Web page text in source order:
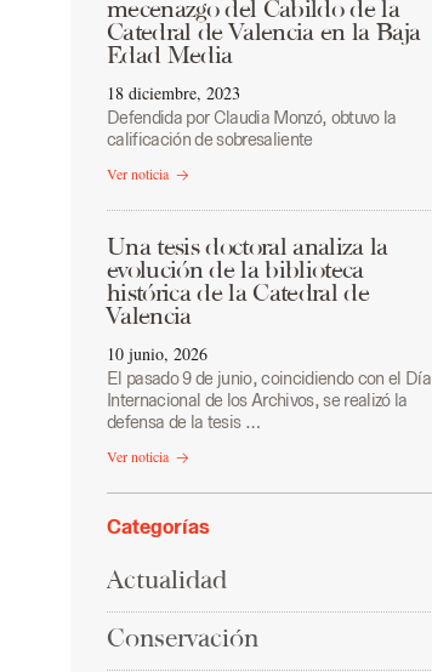
mecenazgo del Cabildo de la
Catedral de Valencia en la Baja
Edad Media
18 diciembre, 2023
Defendida por Claudia Monzó, obtuvo la
calificación de sobresaliente
Ver noticia
Una tesis doctoral analiza la
evolución de la biblioteca
histórica de la Catedral de
Valencia
10 junio, 2026
El pasado 9 de junio, coincidiendo con el Día
Internacional de los Archivos, se realizó la
defensa de la tesis …
Ver noticia
Categorías
Actualidad
Conservación